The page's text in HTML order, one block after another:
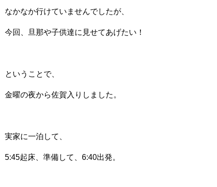
なかなか行けていませんでしたが、
今回、旦那や子供達に見せてあげたい！
ということで、
金曜の夜から佐賀入りしました。
実家に一泊して、
5:45起床、準備して、6:40出発。